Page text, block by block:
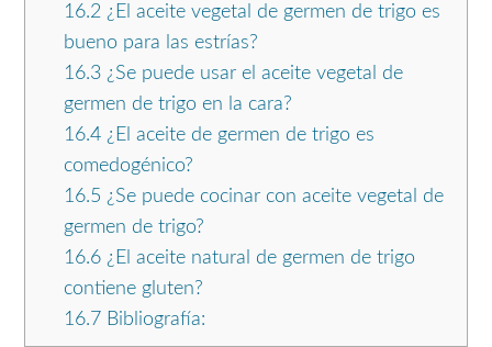
16.2¿El aceite vegetal de germen de trigo es
bueno para las estrías?
16.3¿Se puede usar el aceite vegetal de
germen de trigo en la cara?
16.4¿El aceite de germen de trigo es
comedogénico?
16.5 ¿Se puede cocinar con aceite vegetal de
germen de trigo?
16.6¿El aceite natural de germen de trigo
contiene gluten?
16.7Bibliografía: